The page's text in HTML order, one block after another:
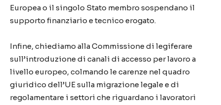
Europea o il singolo Stato membro sospendano il
supporto finanziario e tecnico erogato.
Infine, chiediamo alla Commissione di legiferare
sull’introduzione di canali di accesso per lavoro a
livello europeo, colmando le carenze nel quadro
giuridico dell’UE sulla migrazione legale e di
regolamentare i settori che riguardano i lavoratori